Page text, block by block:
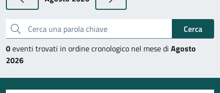
Cerca una parola chiave
Cerca
0eventi trovati in ordine cronologico nel mese di Agosto
2026